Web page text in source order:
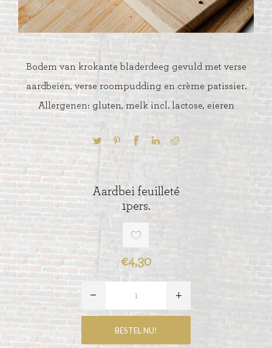
Bodem van krokante bladerdeeg gevuld met verse
aardbeien, verse roompudding en crème patissier.
Allergenen: gluten, melk incl. lactose, eieren
Aardbei feuilleté
1pers.
€4,30